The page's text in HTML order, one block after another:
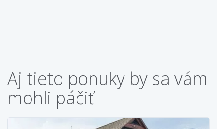
Aj tieto ponuky by sa vám
mohli páčiť